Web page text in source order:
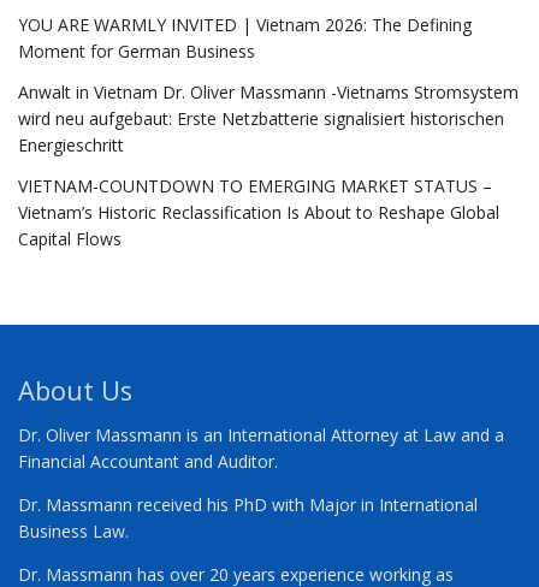
YOU ARE WARMLY INVITED | Vietnam 2026: The Defining
Moment for German Business
Anwalt in Vietnam Dr. Oliver Massmann -Vietnams Stromsystem
wird neu aufgebaut: Erste Netzbatterie signalisiert historischen
Energieschritt
VIETNAM-COUNTDOWN TO EMERGING MARKET STATUS –
Vietnam’s Historic Reclassification Is About to Reshape Global
Capital Flows
About Us
Dr. Oliver Massmann is an International Attorney at Law and a
Financial Accountant and Auditor.
Dr. Massmann received his PhD with Major in International
Business Law.
Dr. Massmann has over 20 years experience working as